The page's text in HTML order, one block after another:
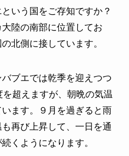
いう国をご存知ですか？
陸の南部に位置してお
北側に接しています。
ブエでは乾季を迎えつつ
超えますが、朝晩の気温
ます。９月を過ぎると雨
再び上昇して、一日を通
くようになります。